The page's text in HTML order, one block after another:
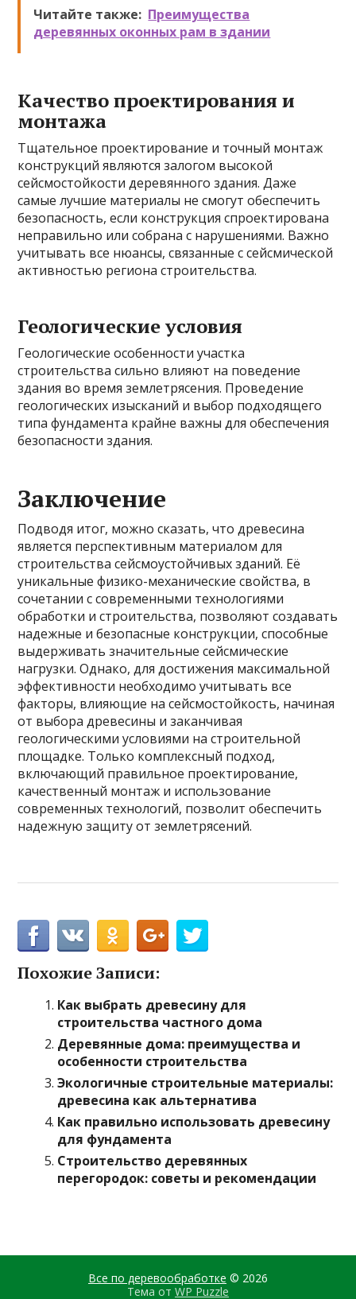
Читайте также: Преимущества
деревянных оконных рам в здании
Качество проектирования и
монтажа
Тщательное проектирование и точный монтаж
конструкций являются залогом высокой
сейсмостойкости деревянного здания. Даже
самые лучшие материалы не смогут обеспечить
безопасность, если конструкция спроектирована
неправильно или собрана с нарушениями. Важно
учитывать все нюансы, связанные с сейсмической
активностью региона строительства.
Геологические условия
Геологические особенности участка
строительства сильно влияют на поведение
здания во время землетрясения. Проведение
геологических изысканий и выбор подходящего
типа фундамента крайне важны для обеспечения
безопасности здания.
Заключение
Подводя итог, можно сказать, что древесина
является перспективным материалом для
строительства сейсмоустойчивых зданий. Её
уникальные физико-механические свойства, в
сочетании с современными технологиями
обработки и строительства, позволяют создавать
надежные и безопасные конструкции, способные
выдерживать значительные сейсмические
нагрузки. Однако, для достижения максимальной
эффективности необходимо учитывать все
факторы, влияющие на сейсмостойкость, начиная
от выбора древесины и заканчивая
геологическими условиями на строительной
площадке. Только комплексный подход,
включающий правильное проектирование,
качественный монтаж и использование
современных технологий, позволит обеспечить
надежную защиту от землетрясений.
Похожие Записи:
Как выбрать древесину для
строительства частного дома
Деревянные дома: преимущества и
особенности строительства
Экологичные строительные материалы:
древесина как альтернатива
Как правильно использовать древесину
для фундамента
Строительство деревянных
перегородок: советы и рекомендации
Все по деревообработке © 2026
Тема от WP Puzzle